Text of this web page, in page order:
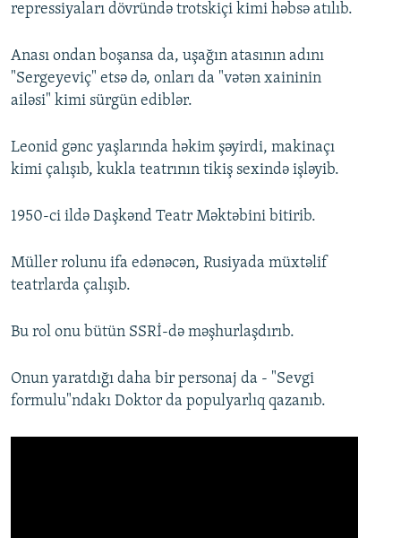
repressiyaları dövründə trotskiçi kimi həbsə atılıb.
Anası ondan boşansa da, uşağın atasının adını
"Sergeyeviç" etsə də, onları da "vətən xaininin
ailəsi" kimi sürgün ediblər.
Leonid gənc yaşlarında həkim şəyirdi, makinaçı
kimi çalışıb, kukla teatrının tikiş sexində işləyib.
1950-ci ildə Daşkənd Teatr Məktəbini bitirib.
Müller rolunu ifa edənəcən, Rusiyada müxtəlif
teatrlarda çalışıb.
Bu rol onu bütün SSRİ-də məşhurlaşdırıb.
Onun yaratdığı daha bir personaj da - "Sevgi
formulu"ndakı Doktor da populyarlıq qazanıb.